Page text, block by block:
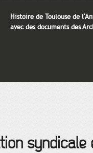
Histoire de Toulouse de
avec des documents des
syndicale